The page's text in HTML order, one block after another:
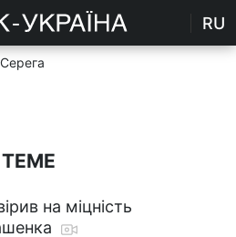
RU
на міцність